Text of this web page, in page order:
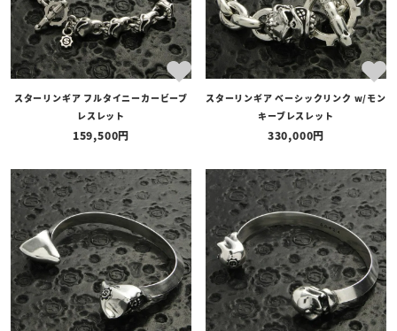
スターリンギア フルタイニーカービーブ
レスレット
159,500
スターリンギア ベーシックリンク w/モン
キーブレスレット
330,000